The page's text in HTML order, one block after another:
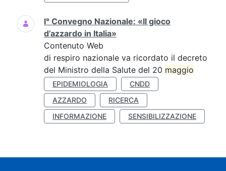
I° Convegno Nazionale: «Il gioco
d’azzardo in Italia»
Contenuto Web
di respiro nazionale va ricordato il decreto
del Ministro della Salute del 20 maggio
EPIDEMIOLOGIA
CNDD
AZZARDO
RICERCA
INFORMAZIONE
SENSIBILIZZAZIONE